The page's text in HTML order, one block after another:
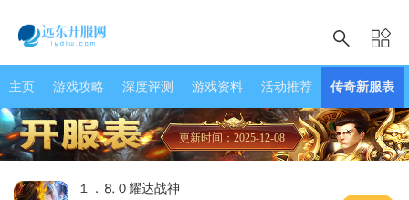
主页 游戏攻略 深度评测 游戏资料 活动推荐 传奇新服表
更新时间：2025-12-08
１．⒏０耀达战神